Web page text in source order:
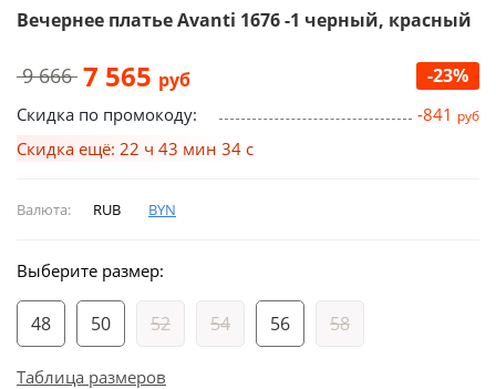
Вечернее платье Avanti 1676 -1 черный, красный
9 666 7 565 руб -23%
Скидка по промокоду: -841 руб
Скидка ещё: 22 ч 43 мин 34 с
Валюта: RUB BYN
Выберите размер:
48 50 52 54 56 58
Таблица размеров